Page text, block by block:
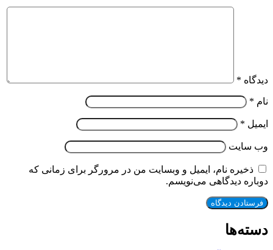
دیدگاه *
نام *
ایمیل *
وب‌ سایت
ذخیره نام، ایمیل و وبسایت من در مرورگر برای زمانی که
دوباره دیدگاهی می‌نویسم.
دسته‌ها